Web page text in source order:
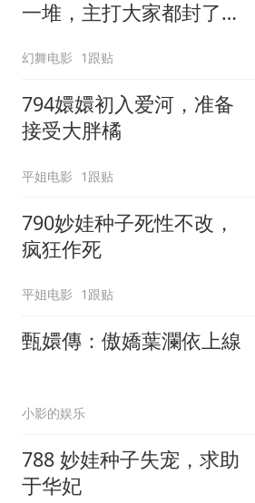
一堆，主打大家都封了等
幻舞电影 1跟贴
794嬛嬛初入爱河，准备
接受大胖橘
平姐电影 1跟贴
790妙娃种子死性不改，
疯狂作死
平姐电影 1跟贴
甄嬛傳：傲嬌葉瀾依上線
小影的娱乐
788 妙娃种子失宠，求助
于华妃